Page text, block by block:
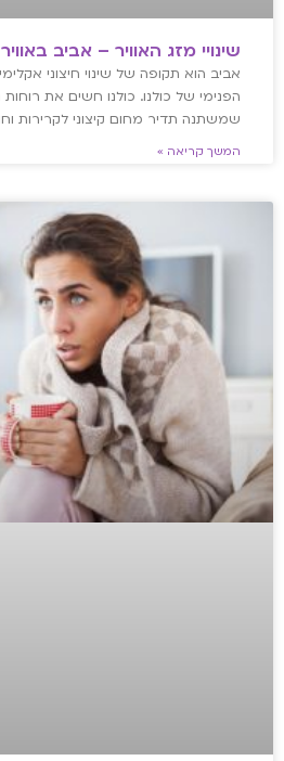
שינויי מזג האוויר – אביב באוויר
אביב הוא תקופה של שינוי חיצוני
הפנימי של כולנו. כולנו חשים את רוחות
שמשתנה תדיר מחום קיצוני לקרירות
המשך קריאה »